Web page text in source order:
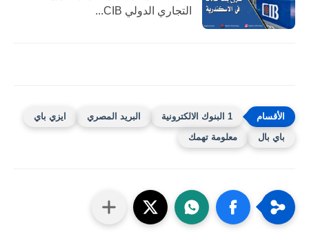
التجاري الدولي CIB...
1 البنوك الالكترونية البريد المصري
ايزي باي
باي بال
معلومة تهمك